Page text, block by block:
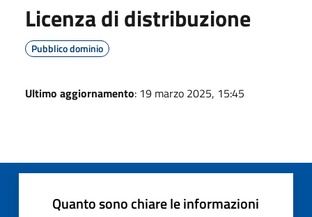
Licenza di distribuzione
Pubblico dominio
Ultimo aggiornamento: 19 marzo 2025, 15:45
Quanto sono chiare le informazioni